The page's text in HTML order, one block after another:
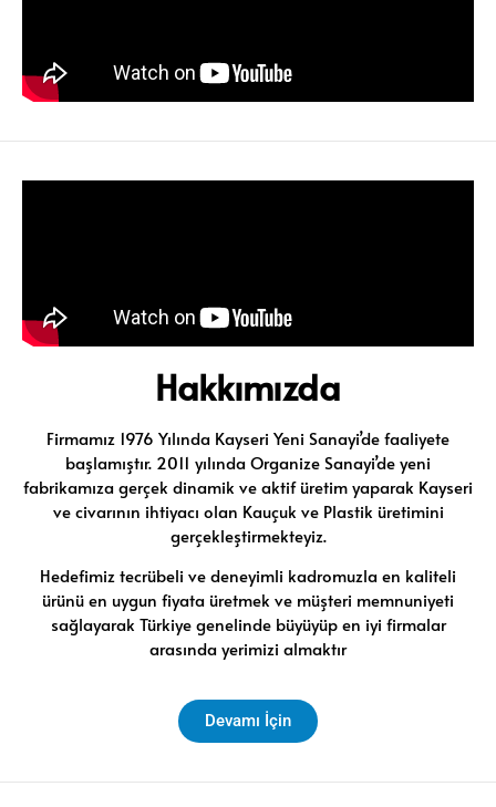
Hakkımızda
Firmamız 1976 Yılında Kayseri Yeni Sanayi’de faaliyete
başlamıştır. 2011 yılında Organize Sanayi’de yeni
fabrikamıza gerçek dinamik ve aktif üretim yaparak Kayseri
ve civarının ihtiyacı olan Kauçuk ve Plastik üretimini
gerçekleştirmekteyiz.
Hedefimiz tecrübeli ve deneyimli kadromuzla en kaliteli
ürünü en uygun fiyata üretmek ve müşteri memnuniyeti
sağlayarak Türkiye genelinde büyüyüp en iyi firmalar
arasında yerimizi almaktır
Devamı İçin